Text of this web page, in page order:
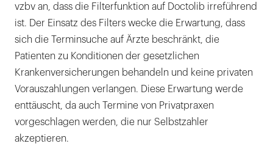
vzbv an, dass die Filterfunktion auf Doctolib irreführend
ist. Der Einsatz des Filters wecke die Erwartung, dass
sich die Terminsuche auf Ärzte beschränkt, die
Patienten zu Konditionen der gesetzlichen
Krankenversicherungen behandeln und keine privaten
Vorauszahlungen verlangen. Diese Erwartung werde
enttäuscht, da auch Termine von Privatpraxen
vorgeschlagen werden, die nur Selbstzahler
akzeptieren.